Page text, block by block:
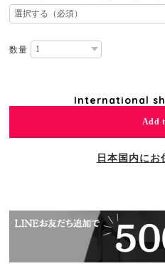
数量
International
Add
日本国内にお